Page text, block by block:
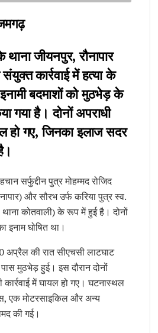
जीयनपुर, रौनापार
कार्रवाई में हत्या के
बदमाशों को मुठभेड़ के
गया है। दोनों अपराधी
हो गए, जिनका इलाज सदर
सर्फुद्दीन पुत्र मोहम्मद रोजिद
और सौरभ उर्फ करिया पुत्र स्व.
थाना कोतवाली) के रूप में हुई है। दोनों
घोषित था।
की रात सीएचसी लाटघाट
मुठभेड़ हुई। इस दौरान दोनों
कार्रवाई में घायल हो गए। घटनास्थल
एक मोटरसाइकिल और अन्य
की गई।